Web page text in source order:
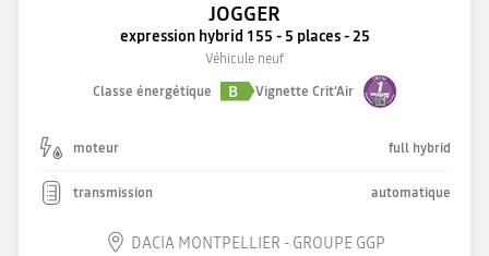
JOGGER
expression hybrid 155 - 5 places - 25
Véhicule neuf
Classe énergétique
B Vignette Crit'Air
moteur full hybrid
transmission automatique
DACIA MONTPELLIER - GROUPE GGP